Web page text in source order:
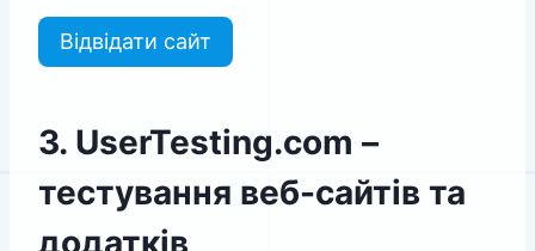
Відвідати сайт
3. UserTesting.com –
тестування веб-сайтів та
додатків